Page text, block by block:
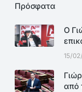
Πρόσφατα
Ο
15/
από